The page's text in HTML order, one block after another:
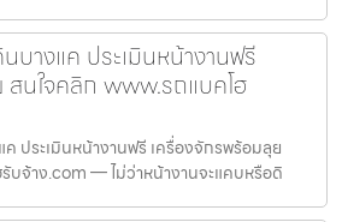
บางแค ประเมินหน้างานฟรี
นใจคลิก www.รถแบคโฮ
ประเมินหน้างานฟรี เครื่องจักรพร้อมลุย
บจ้าง.com — ไม่ว่าหน้างานจะแคบหรือดิ